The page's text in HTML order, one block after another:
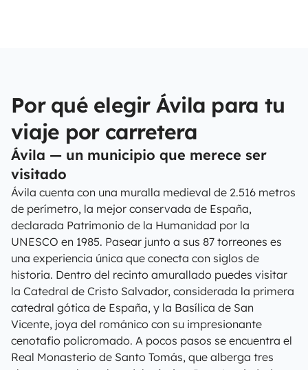
Por qué elegir Ávila para tu
viaje por carretera
Ávila — un municipio que merece ser
visitado
Ávila cuenta con una muralla medieval de 2.516 metros
de perímetro, la mejor conservada de España,
declarada Patrimonio de la Humanidad por la
UNESCO en 1985. Pasear junto a sus 87 torreones es
una experiencia única que conecta con siglos de
historia. Dentro del recinto amurallado puedes visitar
la Catedral de Cristo Salvador, considerada la primera
catedral gótica de España, y la Basílica de San
Vicente, joya del románico con su impresionante
cenotafio policromado. A pocos pasos se encuentra el
Real Monasterio de Santo Tomás, que alberga tres